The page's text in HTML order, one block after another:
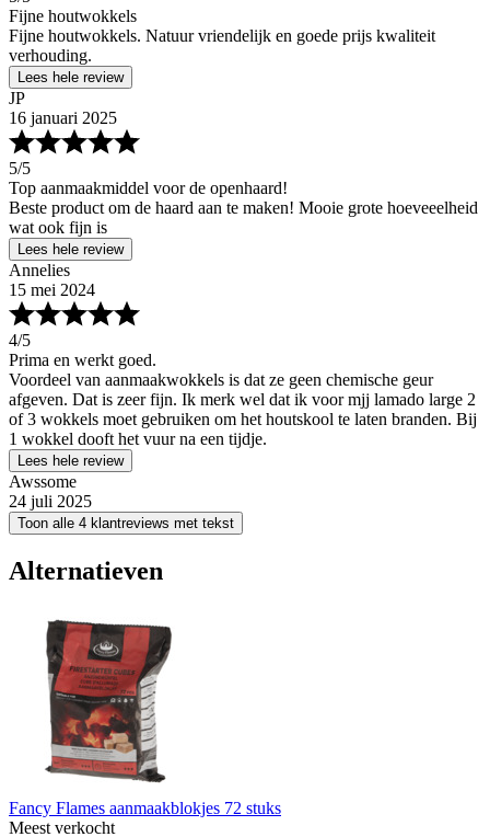
Fijne houtwokkels
Fijne houtwokkels. Natuur vriendelijk en goede prijs kwaliteit
verhouding.
Lees hele review
JP
16 januari 2025
5/5
Top aanmaakmiddel voor de openhaard!
Beste product om de haard aan te maken! Mooie grote hoeveeelheid
wat ook fijn is
Lees hele review
Annelies
15 mei 2024
4/5
Prima en werkt goed.
Voordeel van aanmaakwokkels is dat ze geen chemische geur
afgeven. Dat is zeer fijn. Ik merk wel dat ik voor mjj lamado large 2
of 3 wokkels moet gebruiken om het houtskool te laten branden. Bij
1 wokkel dooft het vuur na een tijdje.
Lees hele review
Awssome
24 juli 2025
Toon alle 4 klantreviews met tekst
Alternatieven
Fancy Flames aanmaakblokjes 72 stuks
Meest verkocht